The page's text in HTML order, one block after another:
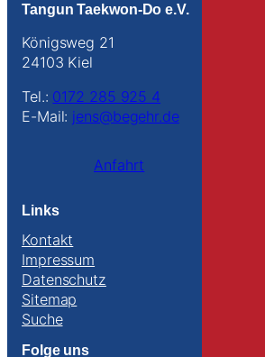
Tangun Taekwon-Do e.V.
Königsweg 21
24103 Kiel
Tel.: 0172 285 925 4
E-Mail: jens@begehr.de
Anfahrt
Links
Kontakt
Impressum
Datenschutz
Sitemap
Suche
Folge uns